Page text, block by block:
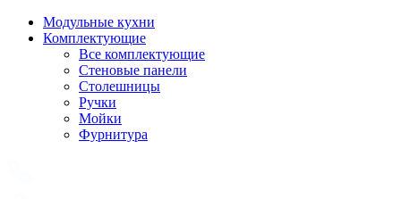
Модульные кухни
Комплектующие
Все комплектующие
Стеновые панели
Столешницы
Ручки
Мойки
Фурнитура